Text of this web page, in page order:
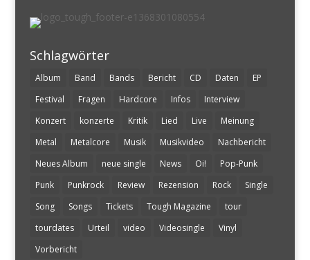
Schlagwörter
Album Band Bands Bericht CD Daten
EP
Festival
Fragen Hardcore Infos
Interview
Konzert
konzerte Kritik Lied Live
Meinung
Metal
Metalcore Musik Musikvideo
Nachbericht
Neues Album
neue single News Oi!
Pop-Punk
Punk
Punkrock Review Rezension Rock
Single
Song
Songs Tickets Tough Magazine
tour
tourdates
Urteil video Videosingle
Vinyl
Vorbericht